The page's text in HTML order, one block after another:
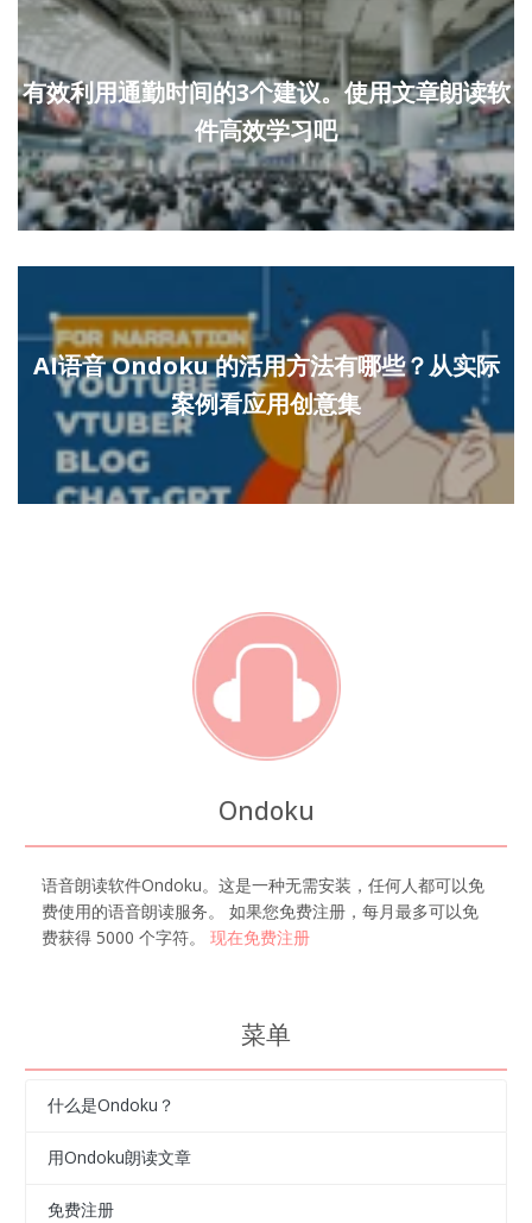
有效利用通勤时间的3个建议。使用文章朗读软
件高效学习吧
AI语音 Ondoku 的活用方法有哪些？从实际
案例看应用创意集
Ondoku
语音朗读软件Ondoku。这是一种无需安装，任何人都可以免
费使用的语音朗读服务。 如果您免费注册，每月最多可以免
费获得 5000 个字符。 现在免费注册
菜单
什么是Ondoku？
用Ondoku朗读文章
免费注册